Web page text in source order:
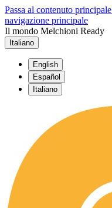
Passa al contenuto principale
navigazione principale
Il mondo Melchioni Ready
Italiano
English
Español
Italiano